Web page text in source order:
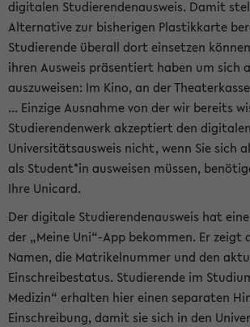
digitalen Studierendenausweis. Damit
Alternative zur bisherigen Plastikkarte
Studierende überall dort einsetzen
ihren Ausweis präsentiert haben um sich
auszuweisen: Im Kino, an der
... Einzige Ausnahme von der wir bereits
Studierendenwerk akzeptiert den digitalen
Universitätsausweis nicht, wenn Sie sich
als Student*in ausweisen müssen,
Ihre Unicard.
Der digitale Studierendenausweis hat
der „Meine Uni“-App bekommen. Er zeigt
Namen, die Matrikelnummer und den
Einschreibestatus. Studierende im
Medizin“ erhalten hier einen separaten
Einschreibung, damit sie sich in den